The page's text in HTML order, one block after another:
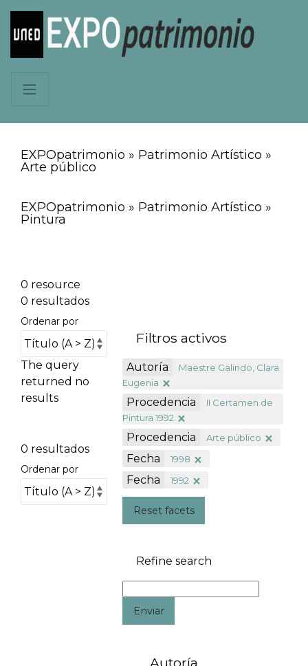
EXPOpatrimonio » Patrimonio Artístico »
Arte público
EXPOpatrimonio » Patrimonio Artístico »
Pintura
0 resource
0 resultados
Ordenar por
The query
returned no
results
0 resultados
Ordenar por
Filtros activos
Autoría
Maestre Galindo, Clara
Eugenia
Procedencia
II Certamen de
Pintura 1992
Procedencia Arte público
Fecha 1998
Fecha 1992
Reset facets
Refine search
Enviar
Autoría